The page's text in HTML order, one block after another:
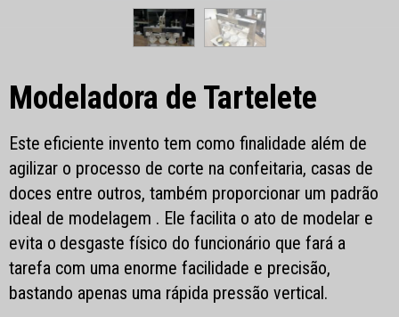
Modeladora de Tartelete
Este eficiente invento tem como finalidade além de
agilizar o processo de corte na confeitaria, casas de
doces entre outros, também proporcionar um padrão
ideal de modelagem . Ele facilita o ato de modelar e
evita o desgaste físico do funcionário que fará a
tarefa com uma enorme facilidade e precisão,
bastando apenas uma rápida pressão vertical.